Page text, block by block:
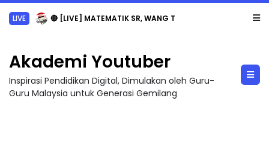
LIVE 🔴 [LIVE] MATEMATIK SR, WANG TAHUN 6 OLEH CIKGU ANITA #ALLINONE #141 #...
Akademi Youtuber
Inspirasi Pendidikan Digital, Dimulakan oleh Guru-
Guru Malaysia untuk Generasi Gemilang